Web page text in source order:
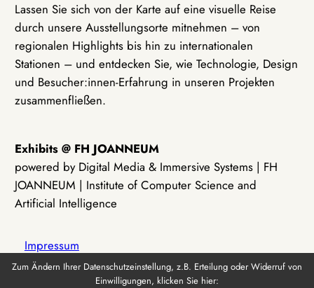
Lassen Sie sich von der Karte auf eine visuelle Reise
durch unsere Ausstellungsorte mitnehmen – von
regionalen Highlights bis hin zu internationalen
Stationen – und entdecken Sie, wie Technologie, Design
und Besucher:innen-Erfahrung in unseren Projekten
zusammenfließen.
Exhibits @ FH JOANNEUM
powered by Digital Media & Immersive Systems | FH
JOANNEUM | Institute of Computer Science and
Artificial Intelligence
Impressum
Zum Ändern Ihrer Datenschutzeinstellung, z.B. Erteilung oder Widerruf von
Einwilligungen, klicken Sie hier: